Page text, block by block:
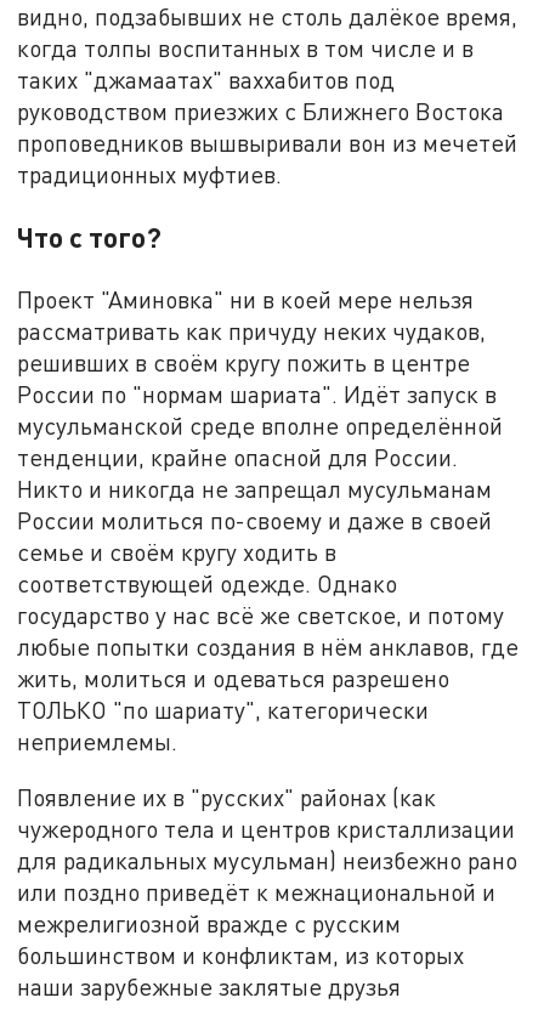
видно, подзабывших не столь далёкое время,
когда толпы воспитанных в том числе и в
таких "джамаатах" ваххабитов под
руководством приезжих с Ближнего Востока
проповедников вышвыривали вон из мечетей
традиционных муфтиев.
Что с того?
Проект "Аминовка" ни в коей мере нельзя
рассматривать как причуду неких чудаков,
решивших в своём кругу пожить в центре
России по "нормам шариата". Идёт запуск в
мусульманской среде вполне определённой
тенденции, крайне опасной для России.
Никто и никогда не запрещал мусульманам
России молиться по-своему и даже в своей
семье и своём кругу ходить в
соответствующей одежде. Однако
государство у нас всё же светское, и потому
любые попытки создания в нём анклавов, где
жить, молиться и одеваться разрешено
ТОЛЬКО "по шариату", категорически
неприемлемы.
Появление их в "русских" районах (как
чужеродного тела и центров кристаллизации
для радикальных мусульман) неизбежно рано
или поздно приведёт к межнациональной и
межрелигиозной вражде с русским
большинством и конфликтам, из которых
наши зарубежные заклятые друзья